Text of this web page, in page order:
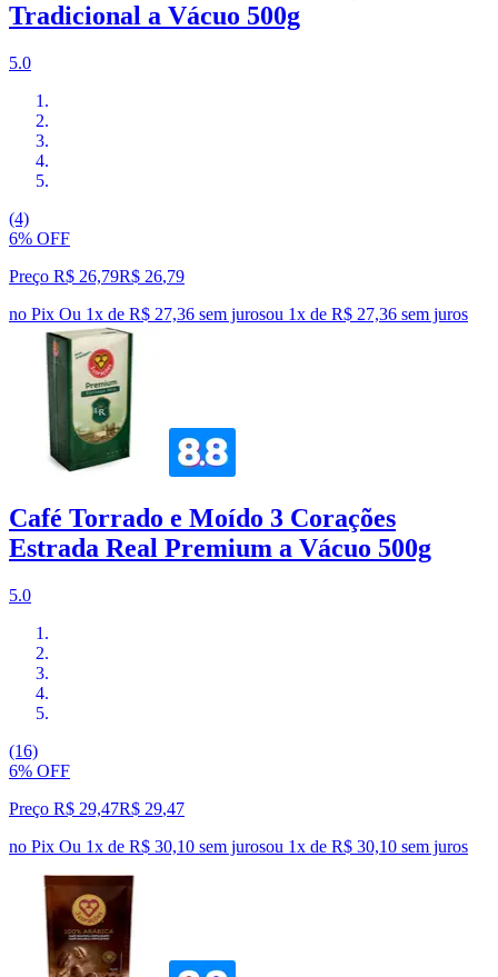
Tradicional a Vácuo 500g
5.0
(4)
6% OFF
Preço R$ 26,79R$ 26,79
no Pix Ou 1x de R$ 27,36 sem jurosou 1x de R$ 27,36 sem juros
Café Torrado e Moído 3 Corações
Estrada Real Premium a Vácuo 500g
5.0
(16)
6% OFF
Preço R$ 29,47R$ 29,47
no Pix Ou 1x de R$ 30,10 sem jurosou 1x de R$ 30,10 sem juros